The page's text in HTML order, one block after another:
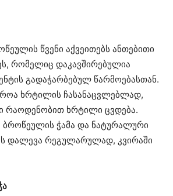
წვენი აქვეითებს ანთებითი
რომელიც დაკავშირებულია
გადაჭარბებულ წარმოებასთან.
ხრტილის ჩასანაცვლებლად,
რაოდენობით ხრტილი ცვდება.
ჭამა და ნატურალური
დალევა რეგულარულად, კვირაში